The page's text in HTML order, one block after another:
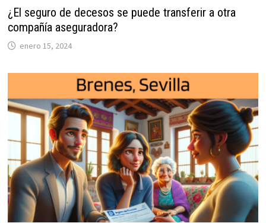
¿El seguro de decesos se puede transferir a otra
compañía aseguradora?
enero 15, 2024